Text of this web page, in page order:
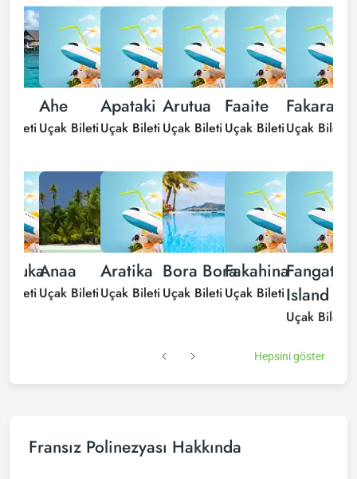
Bileti
Huka
Bileti
Ahe
Uçak Bileti
Anaa
Uçak Bileti
Apataki
Uçak Bileti
Aratika
Uçak Bileti
Arutua
Uçak Bileti
Bora Bora
Uçak Bileti
Faaite
Uçak Bileti
Fakahina
Uçak Bileti
Fakarava
Uçak Bileti
Island
Uçak Bileti
Hepsini göster
Fransız Polinezyası Hakkında